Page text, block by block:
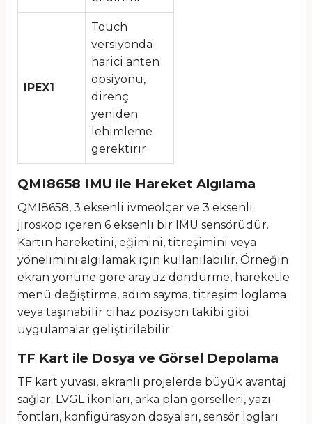
IPEX1
Touch
versiyonda
harici anten
opsiyonu,
direnç
yeniden
lehimleme
gerektirir
QMI8658 IMU ile Hareket Algılama
QMI8658, 3 eksenli ivmeölçer ve 3 eksenli
jiroskop içeren 6 eksenli bir IMU sensörüdür.
Kartın hareketini, eğimini, titreşimini veya
yönelimini algılamak için kullanılabilir. Örneğin
ekran yönüne göre arayüz döndürme, hareketle
menü değiştirme, adım sayma, titreşim loglama
veya taşınabilir cihaz pozisyon takibi gibi
uygulamalar geliştirilebilir.
TF Kart ile Dosya ve Görsel Depolama
TF kart yuvası, ekranlı projelerde büyük avantaj
sağlar. LVGL ikonları, arka plan görselleri, yazı
fontları, konfigürasyon dosyaları, sensör logları